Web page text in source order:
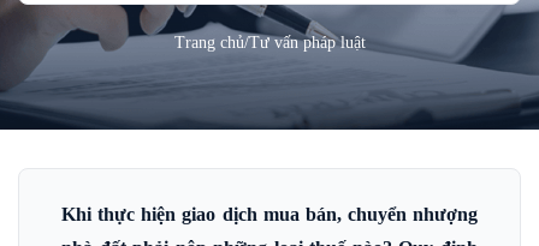
chủ
đề
tư
Trang chủ/Tư vấn pháp luật
Khi thực hiện giao dịch mua bán, chuyển nhượng